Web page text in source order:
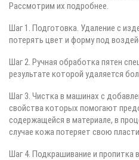
Рассмотрим их подробнее.
Шаг 1. Подготовка. Удаление с
потерять цвет и форму под
Шаг 2. Ручная обработка пятен
результате которой удаляется
Шаг 3. Чистка в машинах с
свойства которых помогают
содержащейся в материале, в
случае кожа потеряет свою
Шаг 4. Подкрашивание и